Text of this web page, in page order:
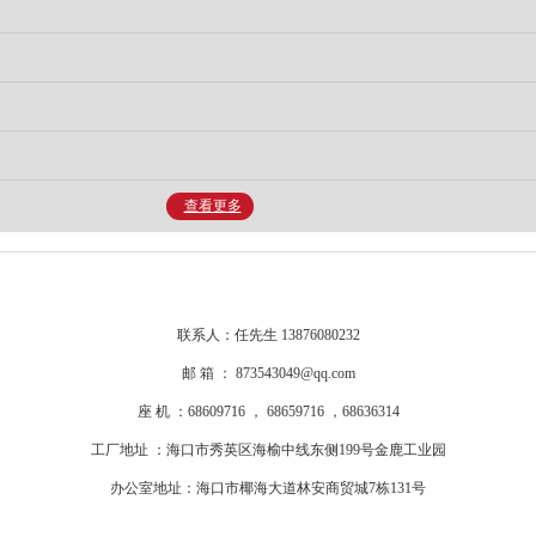
查看更多
联系人：任先生 13876080232
邮 箱 ： 873543049@qq.com
座 机 ：68609716 ， 68659716 ，68636314
工厂地址 ：海口市秀英区海榆中线东侧199号金鹿工业园
办公室地址：海口市椰海大道林安商贸城7栋131号